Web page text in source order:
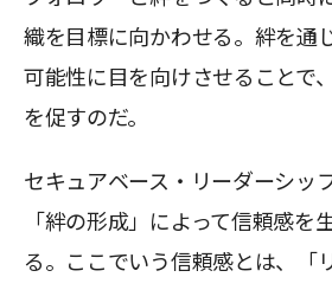
織を目標に向かわせる。絆を通
可能性に目を向けさせることで
を促すのだ。
セキュアベース・リーダーシッ
「絆の形成」によって信頼感を
る。ここでいう信頼感とは、「